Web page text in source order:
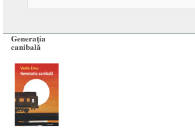
Generaţia
canibală